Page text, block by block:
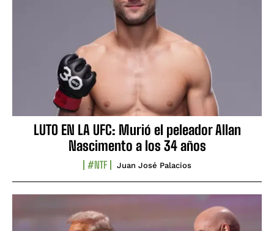
LUTO EN LA UFC: Murió el peleador Allan
Nascimento a los 34 años
#NTF Juan José Palacios